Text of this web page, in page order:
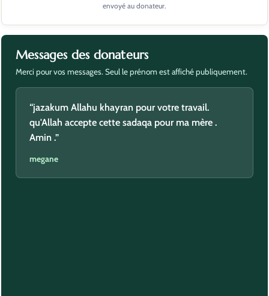
envoyé au donateur.
Messages des donateurs
Merci pour vos messages. Seul le prénom est affiché publiquement.
“jazakum Allahu khayran pour votre travail.
qu'Allah accepte cette sadaqa pour ma mère .
Amin .”
megane